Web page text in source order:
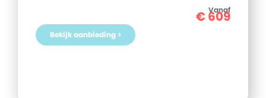
Vanaf
€609
Bekijk aanbieding >